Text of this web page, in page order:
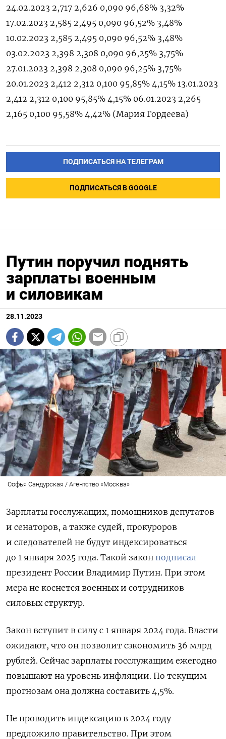
24.02.2023 2,717 2,626 0,090 96,68% 3,32%
17.02.2023 2,585 2,495 0,090 96,52% 3,48%
10.02.2023 2,585 2,495 0,090 96,52% 3,48%
03.02.2023 2,398 2,308 0,090 96,25% 3,75%
27.01.2023 2,398 2,308 0,090 96,25% 3,75%
20.01.2023 2,412 2,312 0,100 95,85% 4,15% 13.01.2023
2,412 2,312 0,100 95,85% 4,15% 06.01.2023 2,265
2,165 0,100 95,58% 4,42% (Мария Гордеева)
ПОДПИСАТЬСЯ НА ТЕЛЕГРАМ
ПОДПИСАТЬСЯ В GOOGLE
Путин поручил поднять
зарплаты военным
и силовикам
28.11.2023
Софья Сандурская / Агентство «Москва»
Зарплаты госслужащих, помощников депутатов
и сенаторов, а также судей, прокуроров
и следователей не будут индексироваться
до 1 января 2025 года. Такой закон подписал
президент России Владимир Путин. При этом
мера не коснется военных и сотрудников
силовых структур.
Закон вступит в силу с 1 января 2024 года. Власти
ожидают, что он позволит сэкономить 36 млрд
рублей. Сейчас зарплаты госслужащим ежегодно
повышают на уровень инфляции. По текущим
прогнозам она должна составить 4,5%.
Не проводить индексацию в 2024 году
предложило правительство. При этом